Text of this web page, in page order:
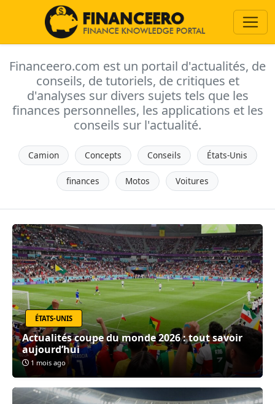
Financeero.com est un portail d'actualités, de
conseils, de tutoriels, de critiques et
d'analyses sur divers sujets tels que les
finances personnelles, les applications et les
conseils sur l'actualité.
Camion Concepts Conseils États-Unis
finances Motos Voitures
ÉTATS-UNIS
Actualités coupe du monde 2026 : tout savoir
aujourd’hui
1 mois ago